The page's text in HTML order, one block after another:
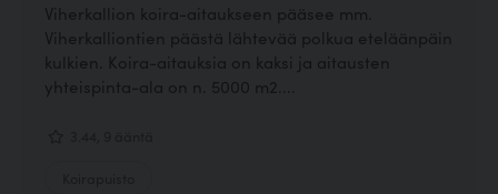
Viherkallion koira-aitaukseen pääsee mm.
Viherkalliontien päästä lähtevää polkua eteläänpäin
kulkien. Koira-aitauksia on kaksi ja aitausten
yhteispinta-ala on n. 5000 m2....